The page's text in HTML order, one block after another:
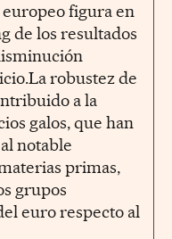
figura en
de los resultados
robustez de
a la
galos, que han
notable
primas,
grupos
euro respecto al